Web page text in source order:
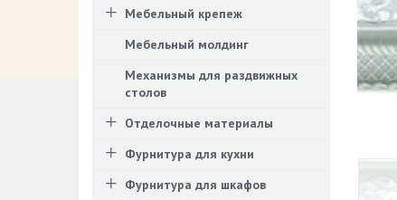
Мебельный крепеж
Мебельный молдинг
Механизмы для раздвижных
столов
Отделочные материалы
Фурнитура для кухни
Фурнитура для шкафов